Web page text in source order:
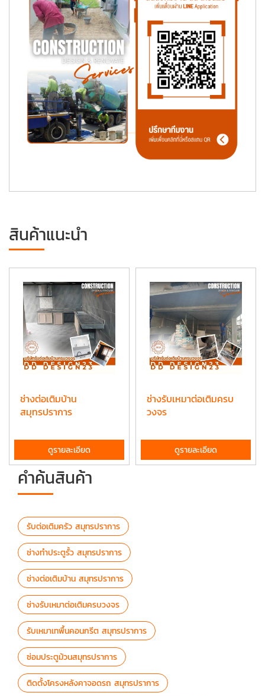
สินค้าแนะนำ
ช่างต่อเติมบ้าน
สมุทรปราการ
ดูรายละเอียด
ช่างรับเหมาต่อเติมครบ
วงจร
ดูรายละเอียด
คำค้นสินค้า
รับต่อเติมครัว สมุทรปราการ
ช่างทำประตูรั้ว สมุทรปราการ
ช่างต่อเติมบ้าน สมุทรปราการ
ช่างรับเหมาต่อเติมครบวงจร
รับเหมาเทพื้นคอนกรีต สมุทรปราการ
ซ่อมประตูม้วนสมุทรปราการ
ติดตั้งโครงหลังคาจอดรถ สมุทรปราการ